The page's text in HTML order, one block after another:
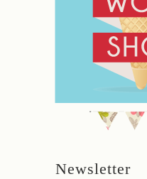
Newsletter